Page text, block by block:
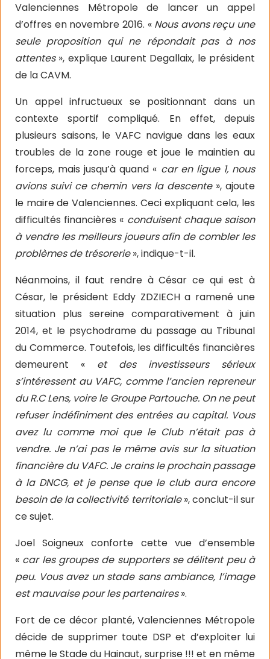
Valenciennes Métropole de lancer un appel
d’offres en novembre 2016. « Nous avons reçu une
seule proposition qui ne répondait pas à nos
attentes», explique Laurent Degallaix, le président
de la CAVM.
Un appel infructueux se positionnant dans un
contexte sportif compliqué. En effet, depuis
plusieurs saisons, le VAFC navigue dans les eaux
troubles de la zone rouge et joue le maintien au
forceps, mais jusqu’à quand « car en ligue 1, nous
avions suivi ce chemin vers la descente», ajoute
le maire de Valenciennes. Ceci expliquant cela, les
difficultés financières « conduisent chaque saison
à vendre les meilleurs joueurs afin de combler les
problèmes de trésorerie», indique-t-il.
Néanmoins, il faut rendre à César ce qui est à
César, le président Eddy ZDZIECH a ramené une
situation plus sereine comparativement à juin
2014, et le psychodrame du passage au Tribunal
du Commerce. Toutefois, les difficultés financières
demeurent « et des investisseurs sérieux
s’intéressent au VAFC, comme l’ancien repreneur
du R.C Lens, voire le Groupe Partouche. On ne peut
refuser indéfiniment des entrées au capital. Vous
avez lu comme moi que le Club n’était pas à
vendre. Je n’ai pas le même avis sur la situation
financière du VAFC. Je crains le prochain passage
à la DNCG, et je pense que le club aura encore
besoin de la collectivité territoriale», conclut-il sur
ce sujet.
Joel Soigneux conforte cette vue d’ensemble
« car les groupes de supporters se délitent peu à
peu. Vous avez un stade sans ambiance, l’image
est mauvaise pour les partenaires».
Fort de ce décor planté, Valenciennes Métropole
décide de supprimer toute DSP et d’exploiter lui
même le Stade du Hainaut, surprise !!! et en même